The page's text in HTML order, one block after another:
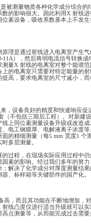
此在切断电源后便没
定剂量的泄露射线，
质后X射线能谱的变化
的限制，高压不能不
kV 左右，相对于
能力不如放射性同位
来制造和维护成本
法。
射性同位素的射线能量
转换成热量，只有
果的好坏直接影响到
冷却效率下降。